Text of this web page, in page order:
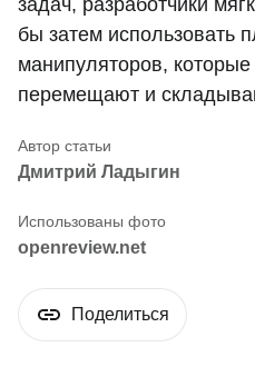
бы затем использовать
манипуляторов,
перемещают и
Дмитрий Ладыгин
openreview.net
Поделиться